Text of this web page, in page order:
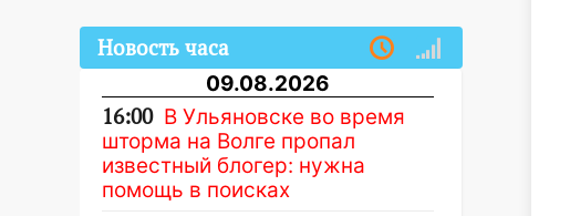
Новость часа
09.08.2026
16:00 В Ульяновске во время
шторма на Волге пропал
известный блогер: нужна
помощь в поисках